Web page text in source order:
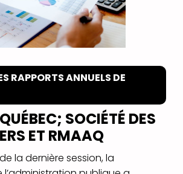
RAPPORTS ANNUELS DE
SOCIÉTÉ DES
ET RMAAQ
la dernière session, la